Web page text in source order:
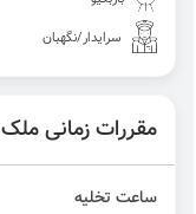
سرایدار/نگهبان
مقررات زمانی ملک
ساعت تخلیه